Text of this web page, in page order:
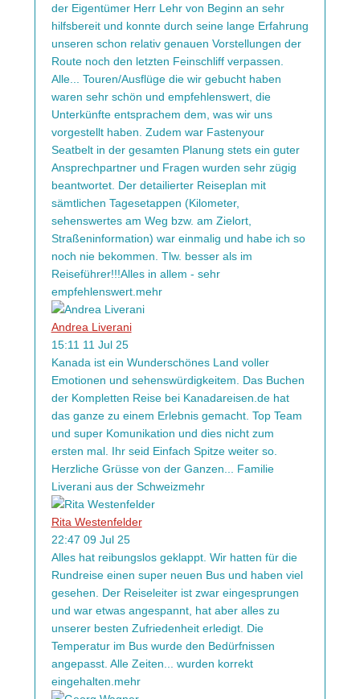
der Eigentümer Herr Lehr von Beginn an sehr
hilfsbereit und konnte durch seine lange Erfahrung
unseren schon relativ genauen Vorstellungen der
Route noch den letzten Feinschliff verpassen.
Alle... Touren/Ausflüge die wir gebucht haben
waren sehr schön und empfehlenswert, die
Unterkünfte entsprachem dem, was wir uns
vorgestellt haben. Zudem war Fastenyour
Seatbelt in der gesamten Planung stets ein guter
Ansprechpartner und Fragen wurden sehr zügig
beantwortet. Der detailierter Reiseplan mit
sämtlichen Tagesetappen (Kilometer,
sehenswertes am Weg bzw. am Zielort,
Straßeninformation) war einmalig und habe ich so
noch nie bekommen. Tlw. besser als im
Reiseführer!!!Alles in allem - sehr
empfehlenswert. mehr
Andrea Liverani
15:11 11 Jul 25
Kanada ist ein Wunderschönes Land voller
Emotionen und sehenswürdigkeitem. Das Buchen
der Kompletten Reise bei Kanadareisen.de hat
das ganze zu einem Erlebnis gemacht. Top Team
und super Komunikation und dies nicht zum
ersten mal. Ihr seid Einfach Spitze weiter so.
Herzliche Grüsse von der Ganzen
Familie
Liverani aus der Schweizmehr
Rita Westenfelder
22:47 09 Jul 25
Alles hat reibungslos geklappt. Wir hatten für die
Rundreise einen super neuen Bus und haben viel
gesehen. Der Reiseleiter ist zwar eingesprungen
und war etwas angespannt, hat aber alles zu
unserer besten Zufriedenheit erledigt. Die
Temperatur im Bus wurde den Bedürfnissen
angepasst. Alle Zeiten
wurden korrekt
eingehalten. mehr